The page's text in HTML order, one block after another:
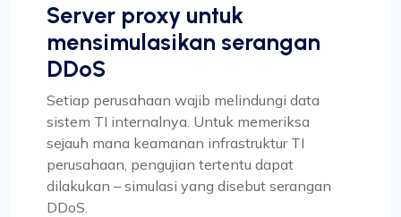
Server proxy untuk
mensimulasikan serangan
DDoS
Setiap perusahaan wajib melindungi data
sistem TI internalnya. Untuk memeriksa
sejauh mana keamanan infrastruktur TI
perusahaan, pengujian tertentu dapat
dilakukan – simulasi yang disebut serangan
DDoS.